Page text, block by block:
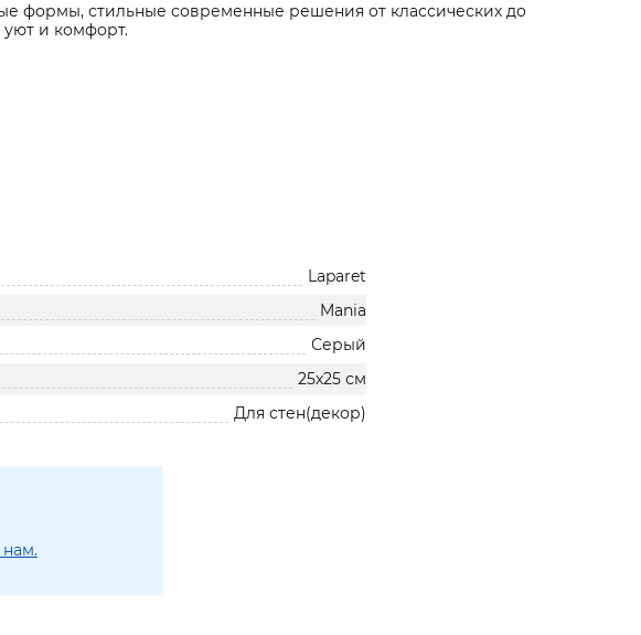
формы, стильные современные решения от классических до
уют и комфорт.
Laparet
Mania
Серый
25х25 см
Для стен(декор)